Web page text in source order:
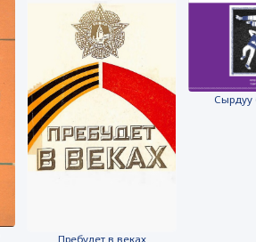
Пребудет в веках